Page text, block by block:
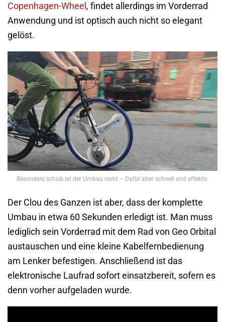
Copenhagen-Wheel , findet allerdings im Vorderrad
Anwendung und ist optisch auch nicht so elegant
gelöst.
Besonders schick ist der Umbau nicht – Dafür aber schnell und effektiv.
Der Clou des Ganzen ist aber, dass der komplette
Umbau in etwa 60 Sekunden erledigt ist. Man muss
lediglich sein Vorderrad mit dem Rad von Geo Orbital
austauschen und eine kleine Kabelfernbedienung
am Lenker befestigen. Anschließend ist das
elektronische Laufrad sofort einsatzbereit, sofern es
denn vorher aufgeladen wurde.